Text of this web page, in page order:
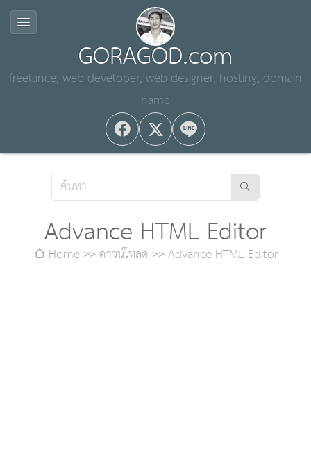
GORAGOD.com
freelance, web developer, web designer, hosting, domain
name
Advance HTML Editor
Home ดาวน์โหลด Advance HTML Editor